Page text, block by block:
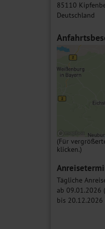
85110
Deutschland
(Für
klicken.)
Tägliche
ab 09.01.2026
bis 20.12.2026